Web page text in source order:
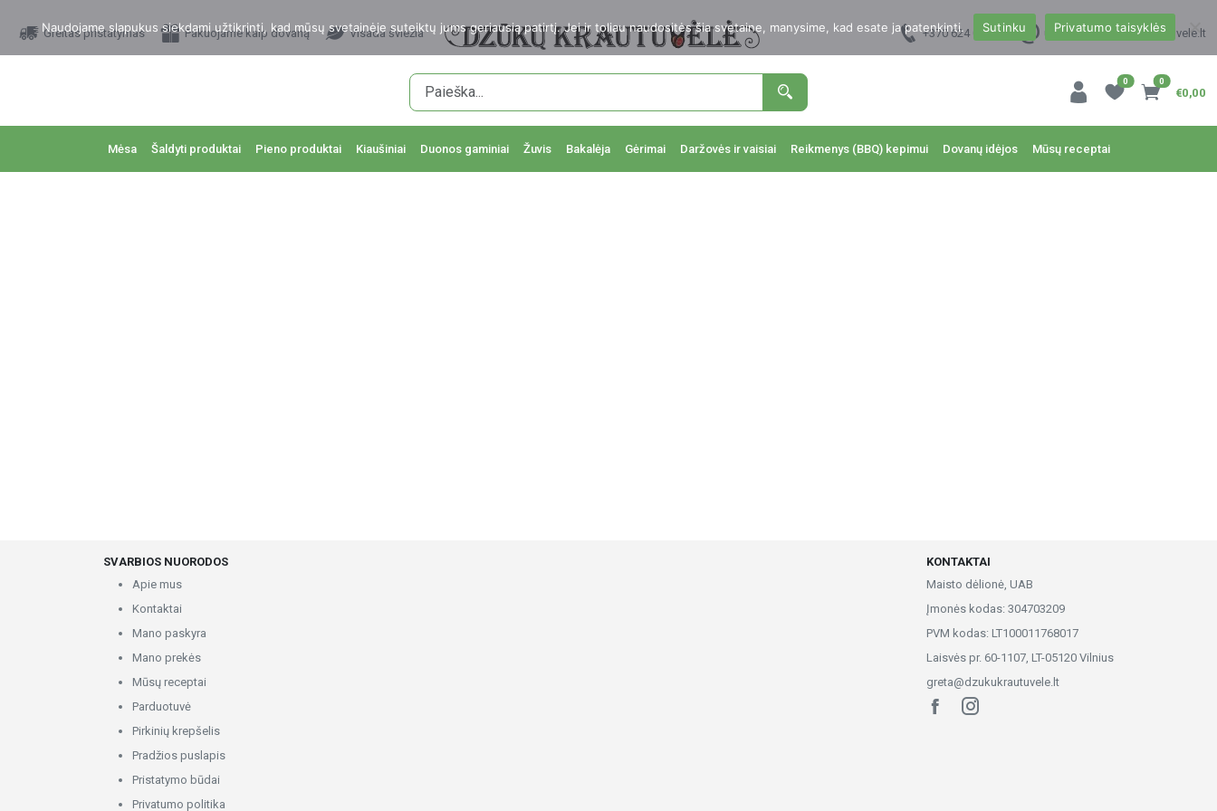
Greitas pristatymas Pakuojame kaip dovaną Visada šviežia +370 624 00988 uzsakymai@dzukukrautuvele.lt
0 0
€0,00
Mėsa Šaldyti produktai Pieno produktai Kiaušiniai Duonos gaminiai Žuvis Bakalėja Gėrimai Daržovės ir vaisiai Reikmenys (BBQ) kepimui Dovanų idėjos Mūsų receptai
SVARBIOS NUORODOS
Apie mus
Kontaktai
Mano paskyra
Mano prekės
Mūsų receptai
Parduotuvė
Pirkinių krepšelis
Pradžios puslapis
Pristatymo būdai
Privatumo politika
KONTAKTAI
Maisto dėlionė, UAB
Įmonės kodas: 304703209
PVM kodas: LT100011768017
Laisvės pr. 60-1107, LT-05120 Vilnius
greta@dzukukrautuvele.lt
Naudojame slapukus siekdami užtikrinti, kad mūsų svetainėje suteiktų jums geriausią patirtį. Jei ir toliau naudositės šia svetaine, manysime, kad esate ja patenkinti. Sutinku Privatumo taisyklės